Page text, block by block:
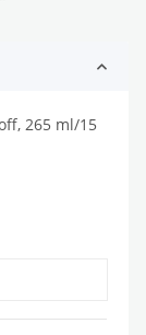
265 ml/15